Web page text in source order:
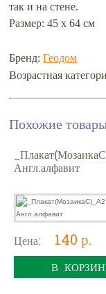
так и на стене.
Размер: 45 х 64 см
Бренд:Геодом
Возрастная
Похожие
Англ.алфавит
Цена: 140 р.
В